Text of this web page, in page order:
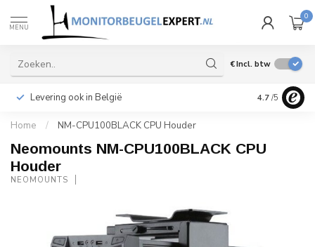
MENU
0
€Incl. btw
Levering ook in België Snelle
4.7 /5
Home / NM-CPU100BLACK CPU Houder
Neomounts NM-CPU100BLACK CPU
Houder
NEOMOUNTS